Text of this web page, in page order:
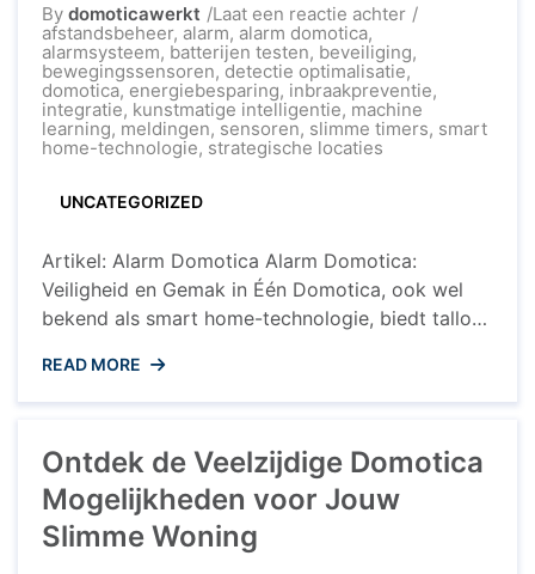
By domoticawerkt Laat een reactie achterop
en
Gemak
met
Alarm
Domotica:
Een
afstandsbeheer, alarm, alarm domotica,
alarmsysteem, batterijen testen, beveiliging,
bewegingssensoren, detectie optimalisatie,
domotica, energiebesparing, inbraakpreventie,
integratie, kunstmatige intelligentie, machine
learning, meldingen, sensoren, slimme timers, smart
home-technologie, strategische locaties
UNCATEGORIZED
Artikel: Alarm Domotica Alarm Domotica:
Veiligheid en Gemak in Één Domotica, ook wel
bekend als smart home-technologie, biedt talloze
maken. Een van de belangrijkste toepassingen
van domotica is het alarmsysteem. Met alarm
beveiligen en controleren, waardoor u met een
gerust ...
READ MORE
Ontdek de Veelzijdige Domotica
Mogelijkheden voor Jouw
Slimme Woning